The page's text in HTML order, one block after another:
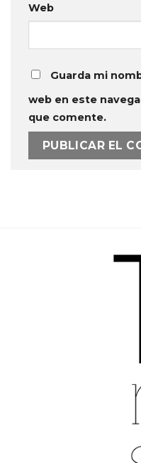
Web
Guarda mi
web en este
que comente.